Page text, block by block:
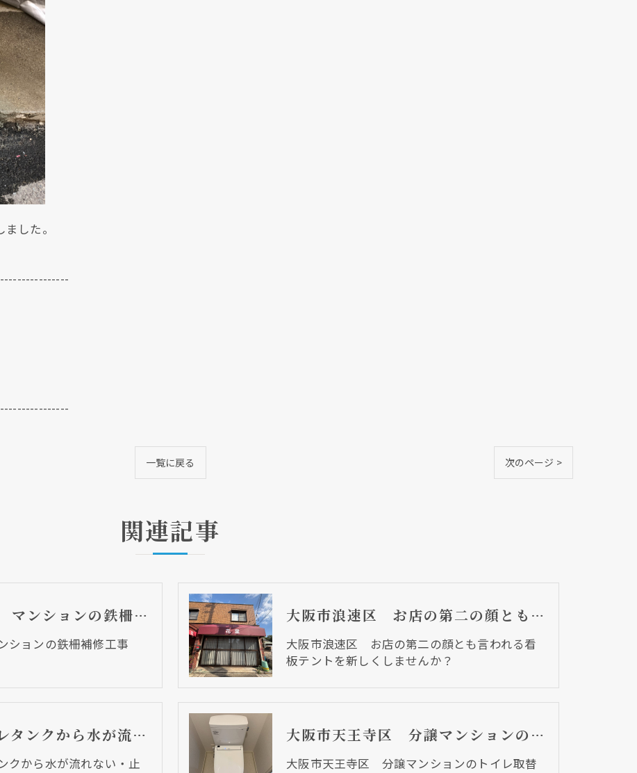
した。
一覧に戻る 次のページ >
関連記事
大阪市天王寺区 マンションの鉄柵補修工事 鉄柵が錆てしまった
ションの鉄柵補修工事
大阪市浪速区 お店の第二の顔とも言われる看板テントを新しくしませんか？
大阪市浪速区 お店の第二の顔とも言われる看
板テントを新しくしませんか？
【小ネタ】トイレタンクから水が流れない・止まらないのトラブルは
クから水が流れない・止
大阪市天王寺区 分譲マンションのトイレ取替リフォーム工事 ウォシュレットＳシリーズ
大阪市天王寺区 分譲マンションのトイレ取替